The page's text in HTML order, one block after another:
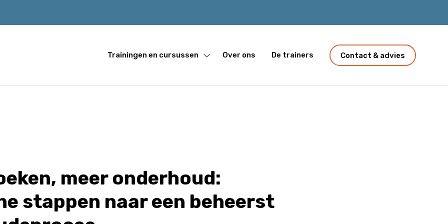
Trainingen en cursussen Over ons De trainers Contact & advies
meer onderhoud:
stappen naar een beheerst